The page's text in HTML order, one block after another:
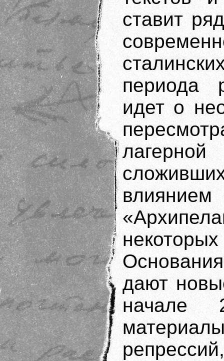
ставит
периода
идет о
дают
начале